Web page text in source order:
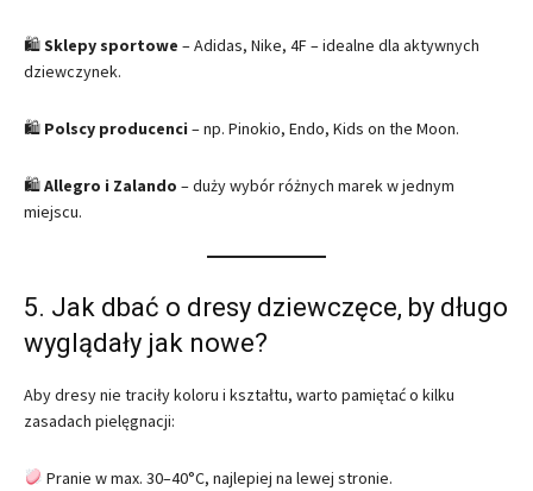
🛍Sklepy sportowe – Adidas, Nike, 4F – idealne dla aktywnych
dziewczynek.
🛍 Polscy producenci – np. Pinokio, Endo, Kids on the Moon.
🛍Allegro i Zalando – duży wybór różnych marek w jednym
miejscu.
5. Jak dbać o dresy dziewczęce, by długo
wyglądały jak nowe?
Aby dresy nie traciły koloru i kształtu, warto pamiętać o kilku
zasadach pielęgnacji:
Pranie w max. 30–40°C, najlepiej na lewej stronie.